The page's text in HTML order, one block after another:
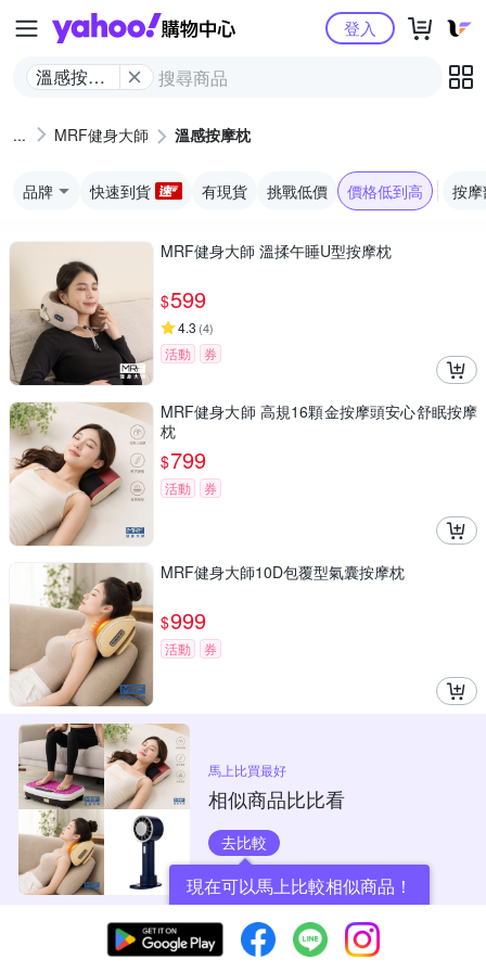
Yahoo購物中心
溫感按摩
登入
MRF健身大師 溫感按摩枕
品牌 快速到貨 有現貨 挑戰低價 價格低到高 按
MRF健身大師 溫揉午睡U型按摩枕
$599
4.3 (4)
活動 券
MRF健身大師 高規16顆金按摩頭安心舒眠按摩
枕
$799
活動 券
MRF健身大師10D包覆型氣囊按摩枕
$999
活動 券
馬上比買最好
相似商品比比看
去比較
現在可以馬上比較相似商品！